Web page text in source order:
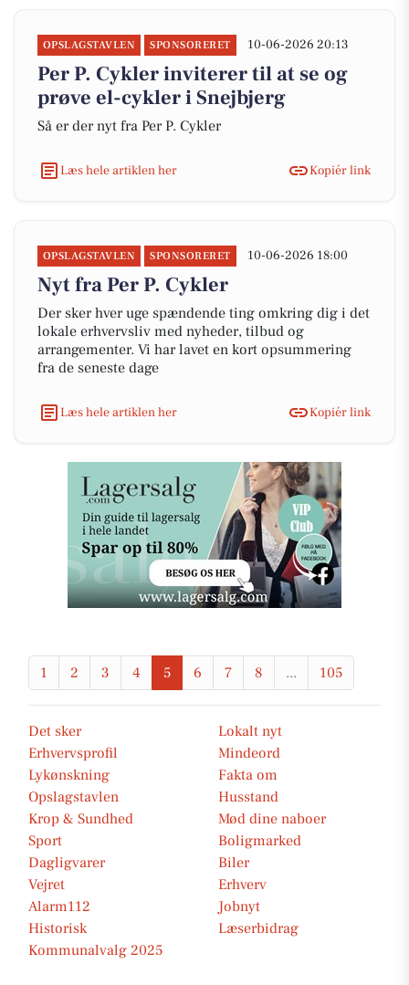
OPSLAGSTAVLEN SPONSORERET 10-06-2026 20:13
Per P. Cykler inviterer til at se og
prøve el-cykler i Snejbjerg
Så er der nyt fra Per P. Cykler
Læs hele artiklen her Kopiér link
OPSLAGSTAVLEN SPONSORERET 10-06-2026 18:00
Nyt fra Per P. Cykler
Der sker hver uge spændende ting omkring dig i det
lokale erhvervsliv med nyheder, tilbud og
arrangementer. Vi har lavet en kort opsummering
fra de seneste dage
Læs hele artiklen her Kopiér link
1 2 3 4 5 6 7 8 ... 105
Det sker
Lokalt nyt
Erhvervsprofil
Mindeord
Lykønskning
Fakta om
Opslagstavlen
Husstand
Krop & Sundhed
Mød dine naboer
Sport
Boligmarked
Dagligvarer
Biler
Vejret
Erhverv
Alarm112
Jobnyt
Historisk
Læserbidrag
Kommunalvalg 2025